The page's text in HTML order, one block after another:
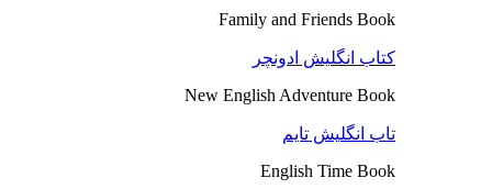
Family and Friends Book
کتاب انگلیش ادونچر
New English Adventure Book
تاب انگلیش تایم
English Time Book